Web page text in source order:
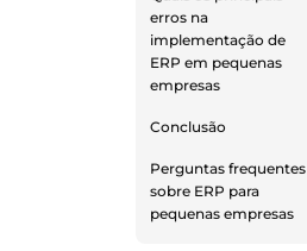
erros na
implementação de
ERP em pequenas
empresas
Conclusão
Perguntas frequentes
sobre ERP para
pequenas empresas